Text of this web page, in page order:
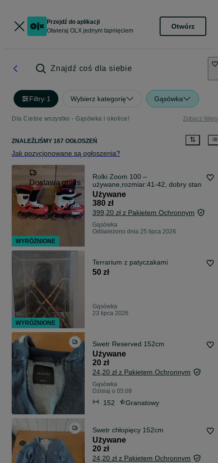
Przejdź do aplikacji
Otwieraj OLX jednym tapnięciem
Otwórz
Znajdź coś dla siebie
Filtry·1 Wybierz kategorię Gąsówka
Dla Ciebie wszystko - Gąsówka i okolice! Zobacz
ZNALEŹLIŚMY 167 OGŁOSZEŃ
Jak pozycjonowane są ogłoszenia?
Dostawa gratis
Rolki Zoom 100 –
używane,rozmiar:41-42, dobry stan
Używane
380 zł
399,20 zł z Pakietem Ochronnym
Gąsówka
Odświeżono dnia 25 lipca 2026
Terrarium z patyczakami
50 zł
Gąsówka
23 lipca 2026
Swetr Reserved 152cm
Używane
20 zł
24,20 zł z Pakietem Ochronnym
Gąsówka
Dzisiaj o 05:09
152 Granatowy
Swetr chłopięcy 152cm
Używane
20 zł
24,20 zł z Pakietem Ochronnym
WYRÓŻNIONE
WYRÓŻNIONE